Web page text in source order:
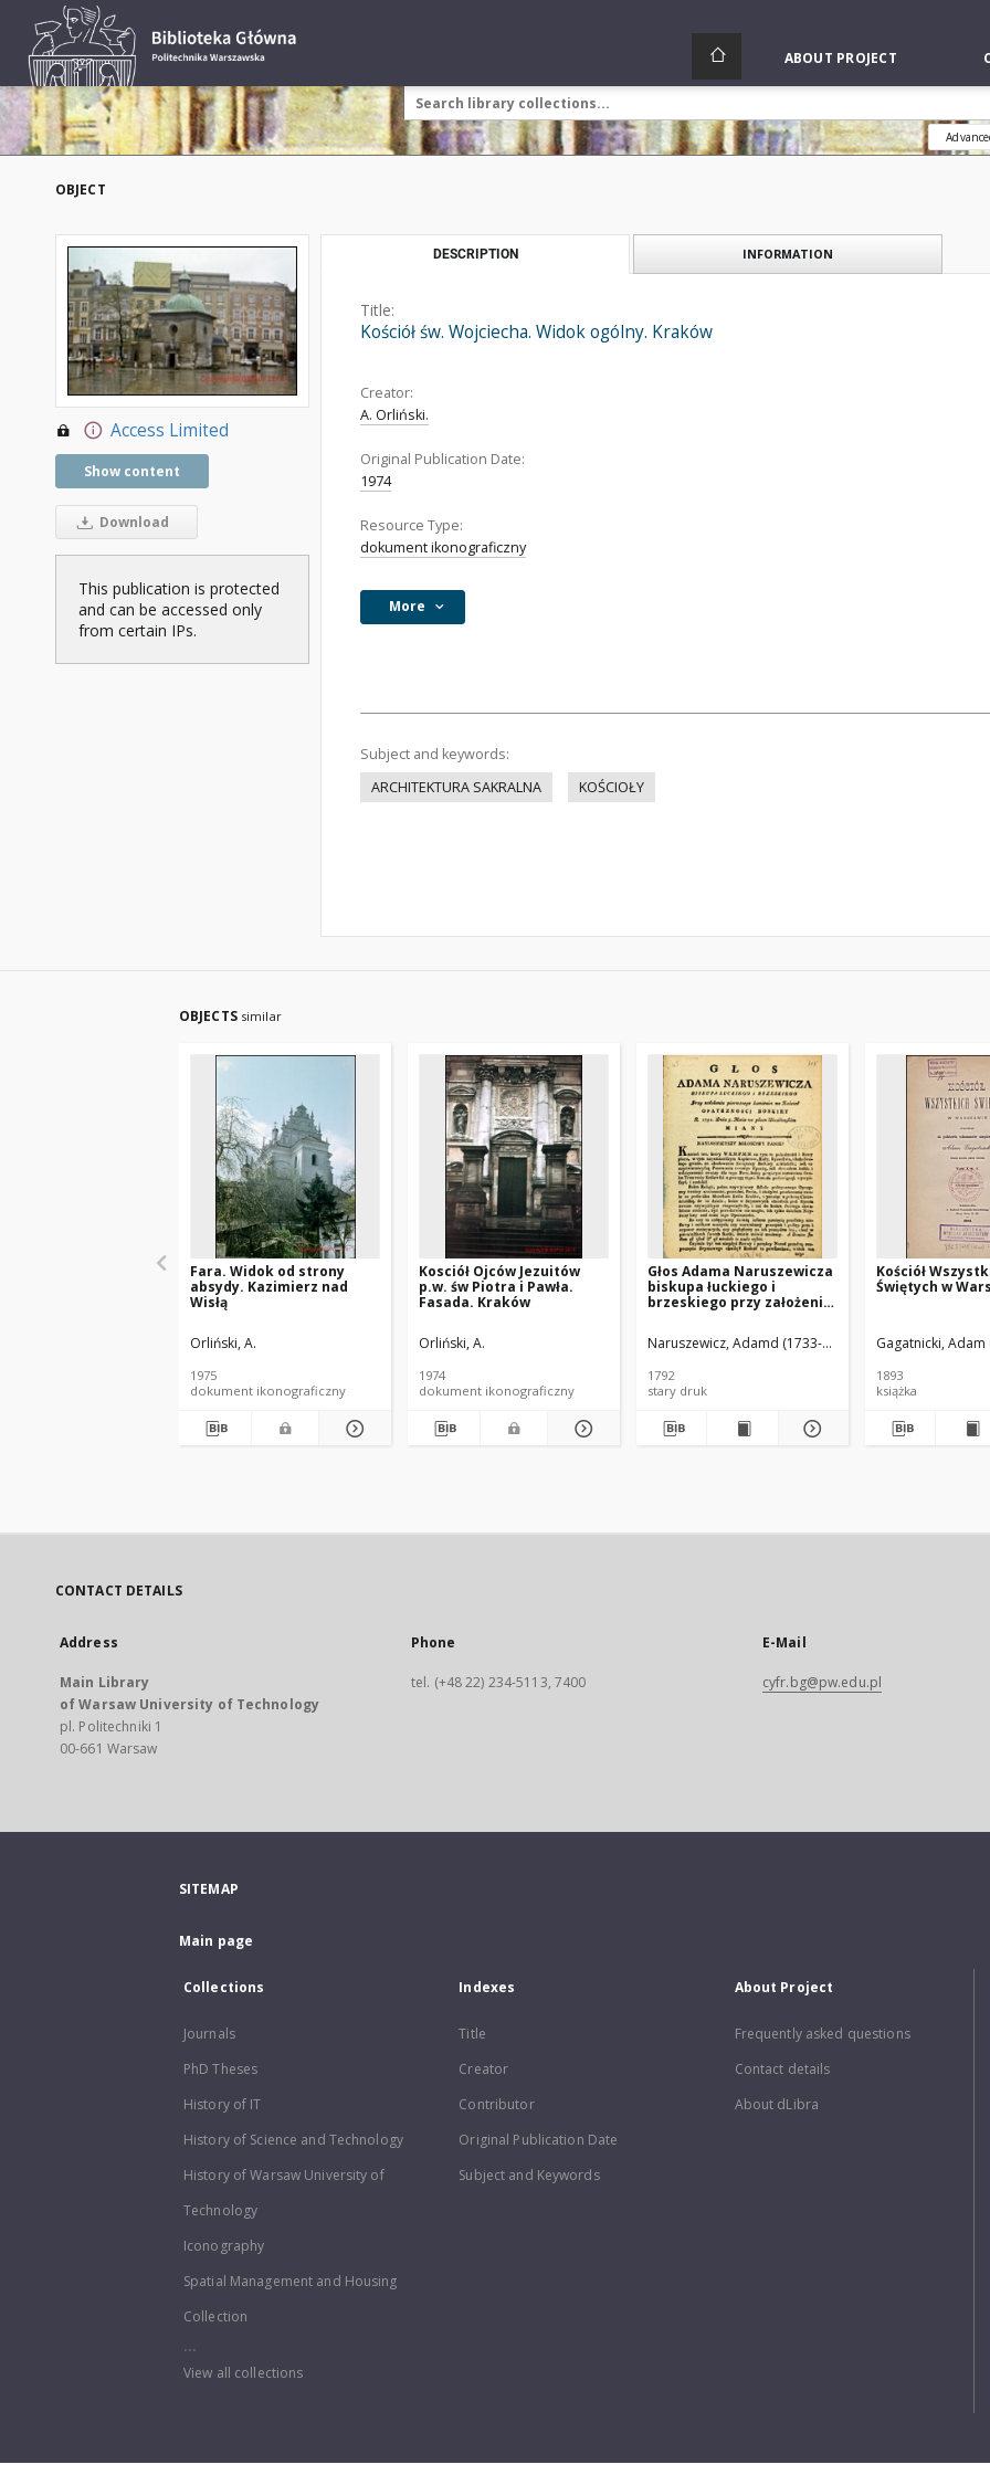
ABOUT PROJECT
OBJECT
Access Limited
Show content
Download
This publication is protected
and can be accessed only
from certain IPs.
DESCRIPTION INFORMATION
Title:
Kościół św. Wojciecha. Widok ogólny. Kraków
Creator:
A. Orliński.
Original Publication Date:
1974
Resource Type:
dokument ikonograficzny
More
Subject and keywords:
ARCHITEKTURA SAKRALNA
KOŚCIOŁY
OBJECTS similar
Fara. Widok od strony
absydy. Kazimierz nad
Wisłą
Orliński, A.
1975
dokument ikonograficzny
Kosciół Ojców Jezuitów
p.w. św Piotra i Pawła.
Fasada. Kraków
Orliński, A.
1974
dokument ikonograficzny
Głos Adama Naruszewicza
biskupa łuckiego i
brzeskiego przy założeniu
Kościół Opatrznosci
Boskiey r. 1792 dnia 3 maia
miany
Naruszewicz, Adamd (1733-1796)
1792
stary druk
Kościół
Świętych w
Gagatnicki, Adam
1893
książka
CONTACT DETAILS
Address
Main Library
of Warsaw University of Technology
pl. Politechniki 1
00-661 Warsaw
Phone
tel. (+48 22) 234-5113, 7400
E-Mail
cyfr.bg@pw.edu.pl
SITEMAP
Main page
Collections
Journals
PhD Theses
History of IT
History of Science and Technology
History of Warsaw University of
Technology
Iconography
Spatial Management and Housing
Collection
...
View all collections
Indexes
Title
Creator
Contributor
Original Publication Date
Subject and Keywords
About Project
Frequently asked questions
Contact details
About dLibra